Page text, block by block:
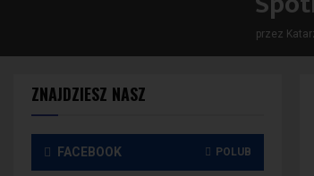
przez
ZNAJDZIESZ NASZ
FACEBOOK POLUB